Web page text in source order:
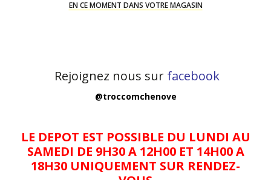
EN CE MOMENT DANS VOTRE MAGASIN
Rejoignez nous sur facebook
@troccomchenove
LE DEPOT EST POSSIBLE DU LUNDI AU
SAMEDI DE 9H30 A 12H00 ET 14H00 A
18H30 UNIQUEMENT SUR RENDEZ-